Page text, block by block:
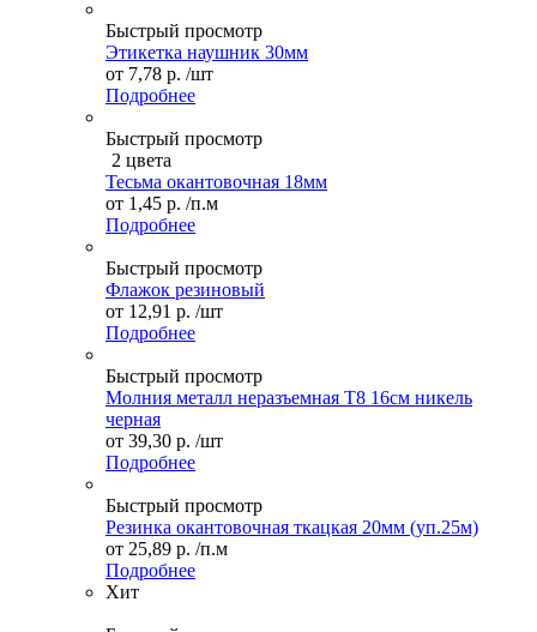
Быстрый просмотр
Этикетка наушник 30мм
от 7,78 р. /шт
Подробнее
Быстрый просмотр
2 цвета
Тесьма окантовочная 18мм
от 1,45 р. /п.м
Подробнее
Быстрый просмотр
Флажок резиновый
от 12,91 р. /шт
Подробнее
Быстрый просмотр
Молния металл неразъемная Т8 16см никель
черная
от 39,30 р. /шт
Подробнее
Быстрый просмотр
Резинка окантовочная ткацкая 20мм (уп.25м)
от 25,89 р. /п.м
Подробнее
Хит